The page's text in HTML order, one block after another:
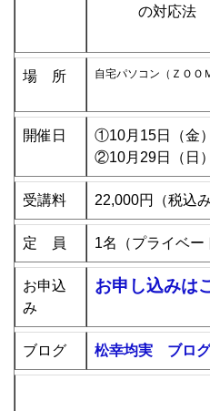
の対応法
場 所 自宅パソコン（ＺＯＯ
開催日 ①10月15日（金
②10月29日（日
受講料 22,000円（税込
定 員 1名（プライベー
お申込
み
お申し込みは
ブログ 松幸均実 ブログ